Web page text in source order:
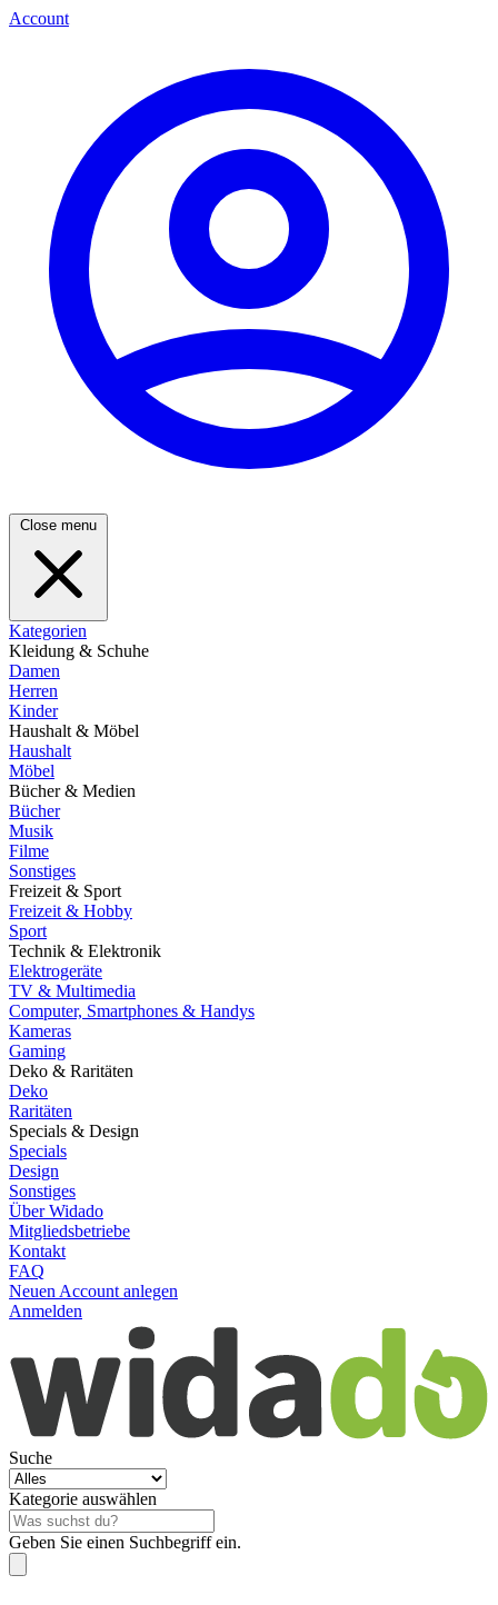
Account
Close menu
Kategorien
Kleidung & Schuhe
Damen
Herren
Kinder
Haushalt & Möbel
Haushalt
Möbel
Bücher & Medien
Bücher
Musik
Filme
Sonstiges
Freizeit & Sport
Freizeit & Hobby
Sport
Technik & Elektronik
Elektrogeräte
TV & Multimedia
Computer, Smartphones & Handys
Kameras
Gaming
Deko & Raritäten
Deko
Raritäten
Specials & Design
Specials
Design
Sonstiges
Über Widado
Mitgliedsbetriebe
Kontakt
FAQ
Neuen Account anlegen
Anmelden
Suche
Kategorie auswählen
Geben Sie einen Suchbegriff ein.